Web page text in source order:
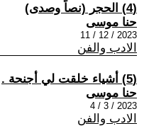
(4) الحجر (نصاً وصدى)
حنا موسى
2023 / 12 / 11
الادب والفن
(5) أشياء خلقت لي أجنحة .
حنا موسى
2023 / 3 / 4
الادب والفن